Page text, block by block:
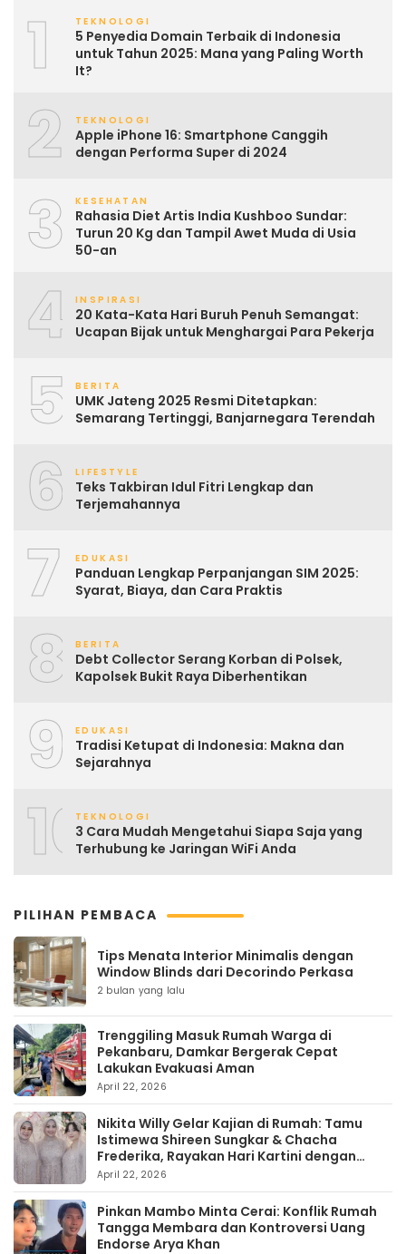
1 TEKNOLOGI
5 Penyedia Domain Terbaik di Indonesia
untuk Tahun 2025: Mana yang Paling Worth
It?
2 TEKNOLOGI
Apple iPhone 16: Smartphone Canggih
dengan Performa Super di 2024
3 KESEHATAN
Rahasia Diet Artis India Kushboo Sundar:
Turun 20 Kg dan Tampil Awet Muda di Usia
50-an
4 INSPIRASI
20 Kata-Kata Hari Buruh Penuh Semangat:
Ucapan Bijak untuk Menghargai Para Pekerja
5 BERITA
UMK Jateng 2025 Resmi Ditetapkan:
Semarang Tertinggi, Banjarnegara Terendah
6 LIFESTYLE
Teks Takbiran Idul Fitri Lengkap dan
Terjemahannya
7 EDUKASI
Panduan Lengkap Perpanjangan SIM 2025:
Syarat, Biaya, dan Cara Praktis
8 BERITA
Debt Collector Serang Korban di Polsek,
Kapolsek Bukit Raya Diberhentikan
9 EDUKASI
Tradisi Ketupat di Indonesia: Makna dan
Sejarahnya
10TEKNOLOGI
3 Cara Mudah Mengetahui Siapa Saja yang
Terhubung ke Jaringan WiFi Anda
PILIHAN PEMBACA
Tips Menata Interior Minimalis dengan
Window Blinds dari Decorindo Perkasa
2 bulan yang lalu
Trenggiling Masuk Rumah Warga di
Pekanbaru, Damkar Bergerak Cepat
Lakukan Evakuasi Aman
April 22, 2026
Nikita Willy Gelar Kajian di Rumah: Tamu
Istimewa Shireen Sungkar & Chacha
Frederika, Rayakan Hari Kartini dengan
Kehangatan
April 22, 2026
Pinkan Mambo Minta Cerai: Konflik Rumah
Tangga Membara dan Kontroversi Uang
Endorse Arya Khan